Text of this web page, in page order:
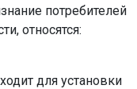
потребителей
относятся:
для установки